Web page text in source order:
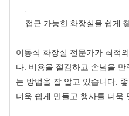
.
접근 가능한 화장실을 쉽게
이동식 화장실 전문가가 최적
다. 비용을 절감하고 손님을
는 방법을 잘 알고 있습니다.
더욱 쉽게 만들고 행사를 더욱